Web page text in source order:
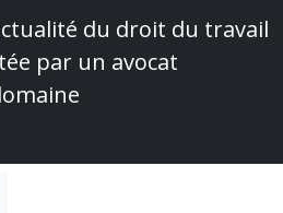
du droit du travail
par un avocat